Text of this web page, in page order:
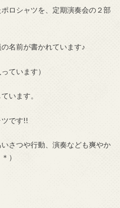
ロシャツを、定期演奏会の２部
名前が書かれています♪
ています）
います。
です!!
さつや行動、演奏なども爽やか
）